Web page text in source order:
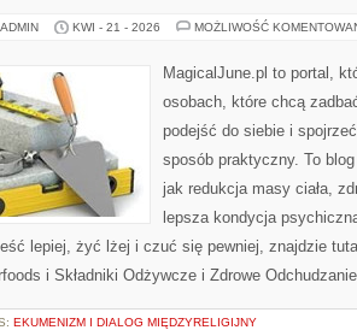
KWI - 21 - 2026 MOŻLIWOŚĆ
MagicalJune.pl to portal,
osobach, które chcą
podejść do siebie i
sposób praktyczny. To
jak redukcja masy ciała,
lepsza kondycja
lepiej, żyć lżej i czuć się pewniej, znajdzie
i Składniki Odżywcze i Zdrowe
EKUMENIZM I DIALOG MIĘDZYRELIGIJNY